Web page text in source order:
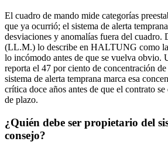
El cuadro de mando mide categorías
que ya ocurrió; el sistema de alerta
desviaciones y anomalías fuera del cuadro.
(LL.M.) lo describe en HALTUNG como
lo incómodo antes de que se vuelva obvio.
reporta el 47 por ciento de concentración
sistema de alerta temprana marca esa
crítica doce años antes de que el contrato se
de plazo.
¿Quién debe ser propietario del
consejo?